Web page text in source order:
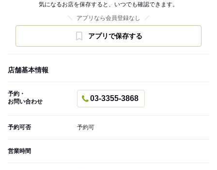
気になるお店を保存すると、いつでも確認できます。
アプリなら会員登録なし
アプリで保存する
店舗基本情報
予約・
お問い合わせ
03-3355-3868
予約可否 予約可
営業時間